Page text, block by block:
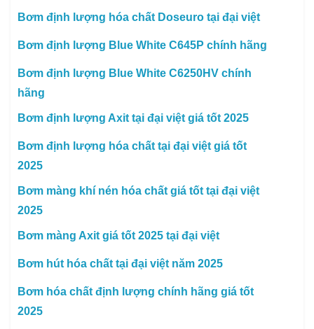
Bơm định lượng hóa chất Doseuro tại đại việt
Bơm định lượng Blue White C645P chính hãng
Bơm định lượng Blue White C6250HV chính
hãng
Bơm định lượng Axit tại đại việt giá tốt 2025
Bơm định lượng hóa chất tại đại việt giá tốt
2025
Bơm màng khí nén hóa chất giá tốt tại đại việt
2025
Bơm màng Axit giá tốt 2025 tại đại việt
Bơm hút hóa chất tại đại việt năm 2025
Bơm hóa chất định lượng chính hãng giá tốt
2025